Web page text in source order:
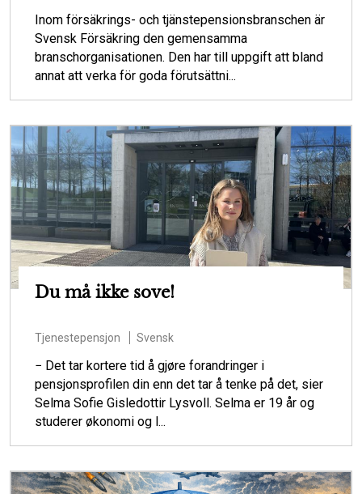
Inom försäkrings- och tjänstepensionsbranschen är
Svensk Försäkring den gemensamma
branschorganisationen. Den har till uppgift att bland
annat att verka för goda förutsättni...
Du må ikke sove!
Tjenestepensjon Svensk
− Det tar kortere tid å gjøre forandringer i
pensjonsprofilen din enn det tar å tenke på det, sier
Selma Sofie Gisledottir Lysvoll. Selma er 19 år og
studerer økonomi og l...